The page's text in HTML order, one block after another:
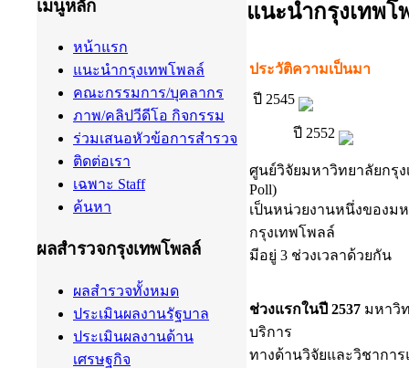
เมนูหลัก
หน้าแรก
แนะนำกรุงเทพโพลล์
คณะกรรมการ/บุคลากร
ภาพ/คลิปวีดีโอ กิจกรรม
ร่วมเสนอหัวข้อการสำรวจ
ติดต่อเรา
เฉพาะ Staff
ค้นหา
ผลสำรวจกรุงเทพโพลล์
ผลสำรวจทั้งหมด
ประเมินผลงานรัฐบาล
ประเมินผลงานด้าน
เศรษฐกิจ
แนะนำกรุงเทพโ
ประวัติความเป็นมา
ปี 2545
ปี 2552
ศูนย์วิจัยมหาวิทยาลัยกรุงเ
Poll)
เป็นหน่วยงานหนึ่งของม
กรุงเทพโพลล์
มีอยู่ 3 ช่วงเวลาด้วยกัน
ช่วงแรกในปี 2537 มหาวิ
บริการ
ทางด้านวิจัยและวิชากา